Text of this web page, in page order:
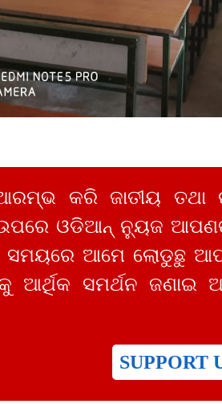
ଆରମ୍ଭ କରି ଜାତୀୟ
ଓଡିଆନ୍ ନ୍ୟୁଜ
ସମୟରେ ଆମେ ଲୋଡୁଛୁ
ସମର୍ଥନ ଜଣାଇ
SUPPORT